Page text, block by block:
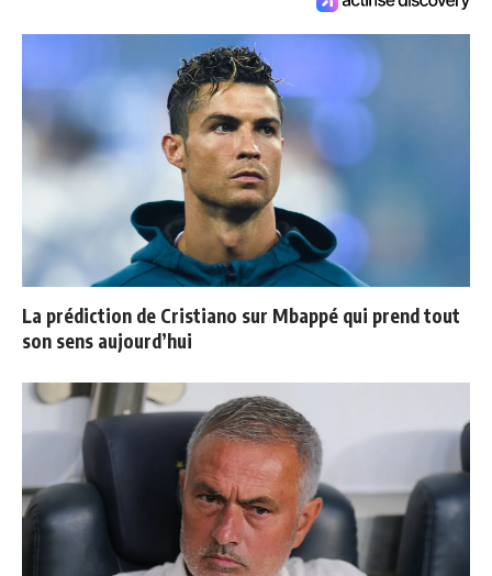
La prédiction de Cristiano sur Mbappé qui prend tout
son sens aujourd’hui